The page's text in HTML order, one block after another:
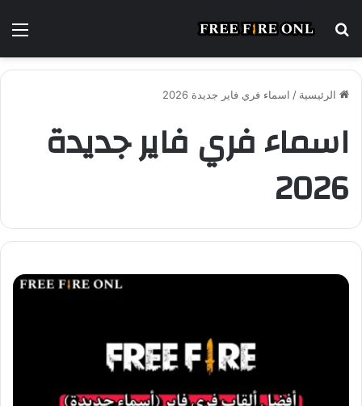
بحث
الرئيسية / اسماء فري فاير جديدة 2026
اسماء فري فاير جديدة
2026